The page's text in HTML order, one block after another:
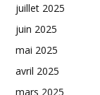
juillet 2025
juin 2025
mai 2025
avril 2025
mars 2025